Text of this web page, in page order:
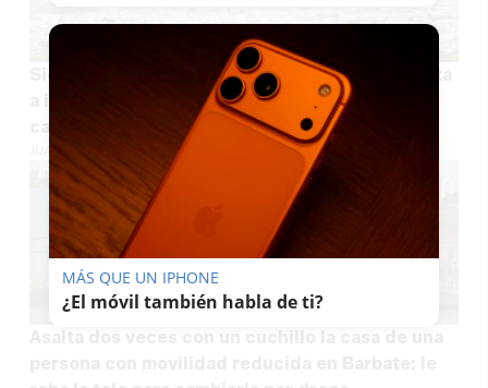
Siete experiencias para sentir La Janda de costa
a interior: descorches, miradores, dulces y
castillos en la arena
JUAN MANUEL REINA
MÁS QUE UN IPHONE
¿El móvil también habla de ti?